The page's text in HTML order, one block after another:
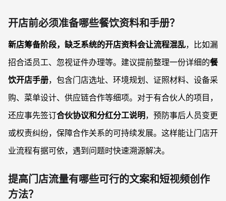
开店前必须准备哪些餐饮资料和手册？
新店筹备阶段，缺乏系统的开店资料会让流程混乱，比如漏
招合适员工、忽视证件办理等。建议提前整理一份详细的餐
饮开店手册，包含门店选址、环境规划、证照材料、设备采
购、菜单设计、供应链合作等细项。对于有合伙人的项目，
还应事先签订合伙协议和分红分工说明 ，预防事后人员变更
或权责纠纷，保障合作关系的可持续发展。这样能让门店开
业流程有据可依，遇到问题时快速溯源解决。
提高门店流量有哪些可行的文案和短视频创作
方法？